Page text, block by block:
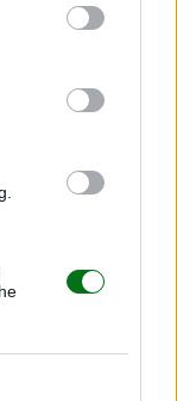
con dos, tres,
va a
bienestar